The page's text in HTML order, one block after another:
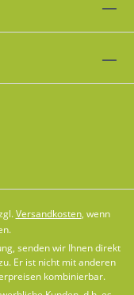
Versandkosten, wenn
senden wir Ihnen direkt
Er ist nicht mit anderen
kombinierbar.